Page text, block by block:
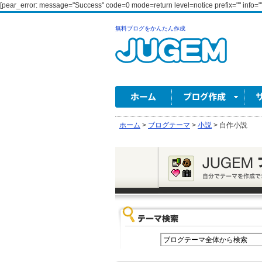
[pear_error: message="Success" code=0 mode=return level=notice prefix=""
無料ブログをかんたん作成
ホーム > ブログテーマ > 小説 > 自作小説